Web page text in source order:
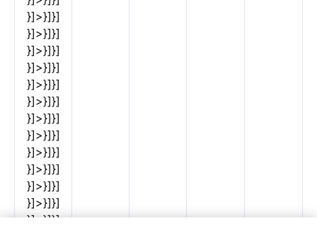
}]>}]}]
}]>}]}]
}]>}]}]
}]>}]}]
}]>}]}]
}]>}]}]
}]>}]}]
}]>}]}]
}]>}]}]
}]>}]}]
}]>}]}]
}]>}]}]
}]>}]}]